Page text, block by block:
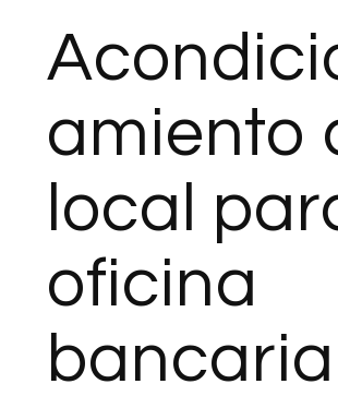
amiento
local
oficina
bancaria